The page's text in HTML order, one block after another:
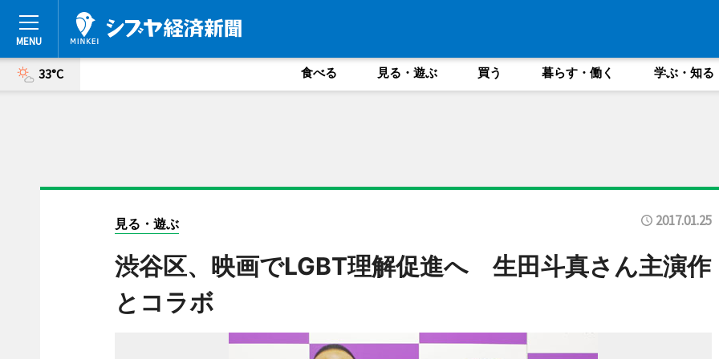
33°C 食べる 見る・遊ぶ 買う 暮らす・働く 学ぶ・知る
見る・遊ぶ 2017.01.25
渋谷区、映画でLGBT理解促進へ 生田斗真さん主演作
とコラボ